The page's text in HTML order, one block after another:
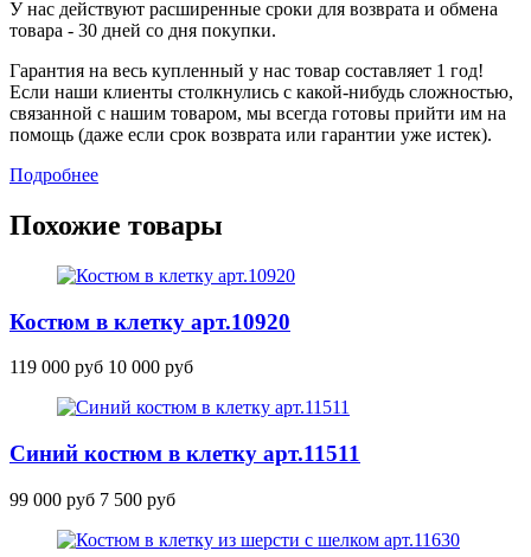
У нас действуют расширенные сроки для возврата и обмена
товара - 30 дней со дня покупки.
Гарантия на весь купленный у нас товар составляет 1 год!
Если наши клиенты столкнулись с какой-нибудь сложностью,
связанной с нашим товаром, мы всегда готовы прийти им на
помощь (даже если срок возврата или гарантии уже истек).
Подробнее
Похожие товары
Костюм в клетку арт.10920
119 000 руб 10 000 руб
Синий костюм в клетку арт.11511
99 000 руб 7 500 руб